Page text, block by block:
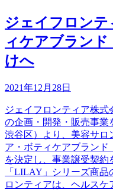
ジェイフロン
ィケアブラン
けへ
2021年12月28日
ジェイフロンティア株式
の企画・開発・販売事業
渋谷区）より、美容サロ
ア・ボティケアブラン
を決定し、事業譲受契約
「LILAY」シリーズ商
ロンティアは、ヘルス